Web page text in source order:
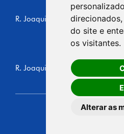
do site e
os visitantes.
Alterar as
CENTRO
R. Joaquim das Neves, 211 -
CEP: 06310-
Telefone:
GABINETE
R. Joaquim das Neves, 205 -
CEP: 06310-